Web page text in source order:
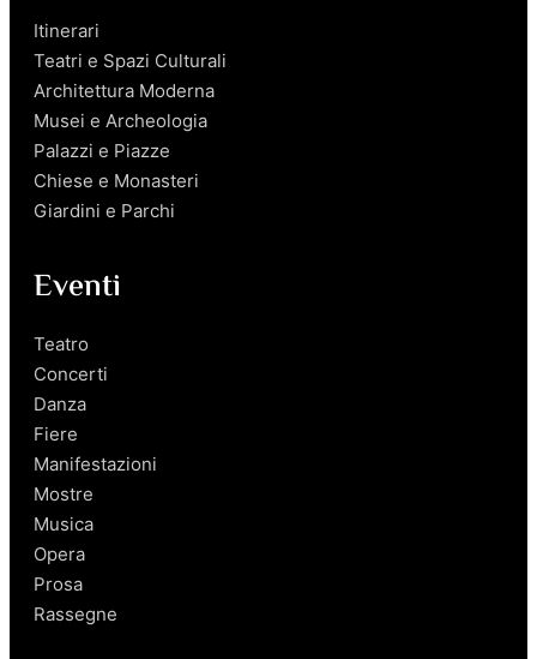
Itinerari
Teatri e Spazi Culturali
Architettura Moderna
Musei e Archeologia
Palazzi e Piazze
Chiese e Monasteri
Giardini e Parchi
Eventi
Teatro
Concerti
Danza
Fiere
Manifestazioni
Mostre
Musica
Opera
Prosa
Rassegne